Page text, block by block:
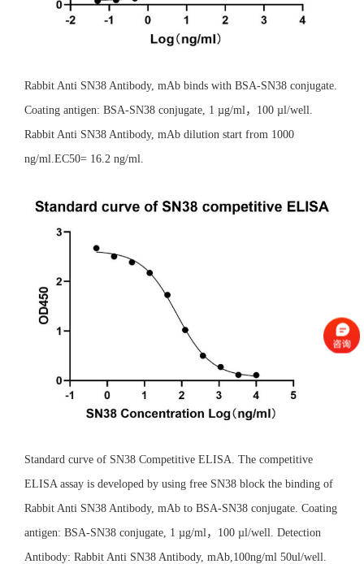
Rabbit Anti SN38 Antibody, mAb binds with BSA-SN38 conjugate.
Coating antigen: BSA-SN38 conjugate, 1 µg/ml，100 µl/well.
Rabbit Anti SN38 Antibody, mAb dilution start from 1000
ng/ml.EC50= 16.2 ng/ml.
Standard curve of SN38 Competitive ELISA. The competitive
ELISA assay is developed by using free SN38 block the binding of
Rabbit Anti SN38 Antibody, mAb to BSA-SN38 conjugate. Coating
antigen: BSA-SN38 conjugate, 1 µg/ml，100 µl/well. Detection
Antibody: Rabbit Anti SN38 Antibody, mAb,100ng/ml 50ul/well.